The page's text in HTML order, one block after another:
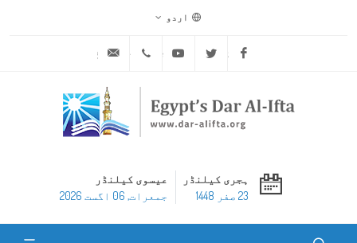
اردو
Facebook
Twitter
Youtube
ہجری کیلنڈر
23 صفر 1448
عیسوی کیلنڈر
جمعرات, 06 اگست 2026